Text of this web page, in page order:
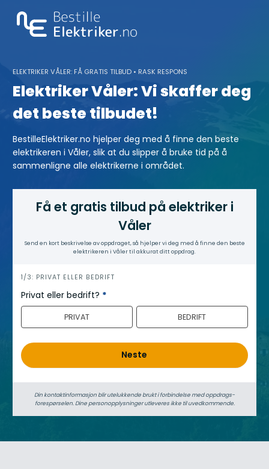
content
ELEKTRIKER VÅLER: FÅ GRATIS TILBUD • RASK RESPONS
Elektriker Våler: Vi skaffer deg
det beste tilbudet!
BestilleElektriker.no hjelper deg med å finne den beste
elektrikeren i Våler, slik at du slipper å bruke tid på å
sammenligne alle elektrikerne i området.
Få et gratis tilbud på elektriker i
Våler
Send en kort beskrivelse av oppdraget, så hjelper vi deg med å finne den beste
elektrikeren i Våler til akkurat ditt oppdrag.
h
e
r
1/3: PRIVAT ELLER BEDRIFT
Privat eller bedrift? *
PRIVAT BEDRIFT
Neste
Din kontaktinformasjon blir utelukkende brukt i forbindelse med oppdrags­
forespørselen. Dine person­­opplysninger utleveres ikke til uvedkommende.